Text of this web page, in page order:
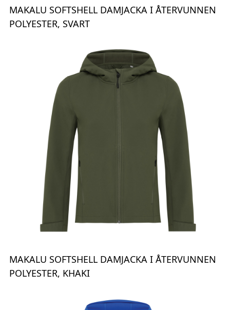
MAKALU SOFTSHELL DAMJACKA I ÅTERVUNNEN
POLYESTER, SVART
MAKALU SOFTSHELL DAMJACKA I ÅTERVUNNEN
POLYESTER, KHAKI